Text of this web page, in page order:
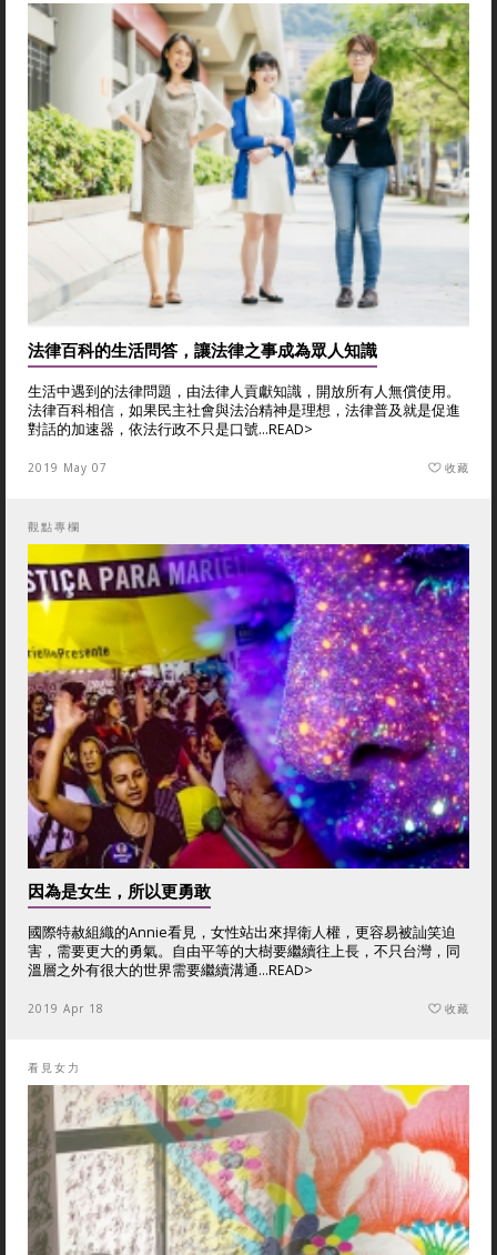
法律百科的生活問答，讓法律之事成為眾人知識
生活中遇到的法律問題，由法律人貢獻知識，開放所有人無償使用。
法律百科相信，如果民主社會與法治精神是理想，法律普及就是促進
對話的加速器，依法行政不只是口號...READ>
2019 May 07 收藏
觀點專欄
因為是女生，所以更勇敢
國際特赦組織的Annie看見，女性站出來捍衛人權，更容易被訕笑迫
害，需要更大的勇氣。自由平等的大樹要繼續往上長，不只台灣，同
溫層之外有很大的世界需要繼續溝通...READ>
2019 Apr 18 收藏
看見女力